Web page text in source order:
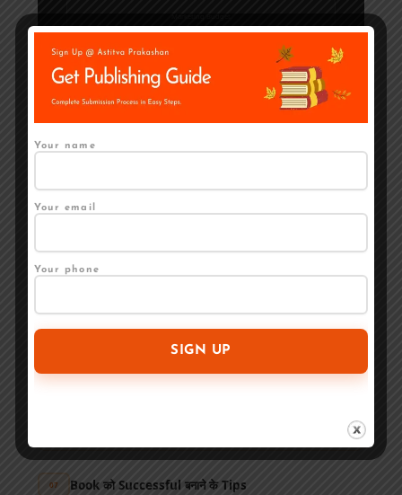
₹5K–50K+
BUDGET क्या करें? EXPECTED RESULT
₹5K–
Professional cover + Astitva Prakashan
Physical book
50K
07 Book को Successful बनाने के Tips
Your name
Your email
Your phone